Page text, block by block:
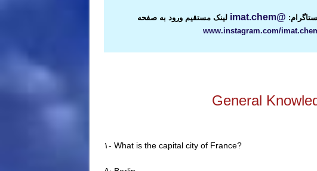
@imat.chem
لینک مستقیم ورود به صفحه
www.instagram.com/
General
۱- What is the capital city of France?